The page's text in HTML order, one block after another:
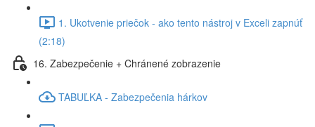
1. Ukotvenie priečok - ako tento nástroj v Exceli zapnúť
(2:18)
16. Zabezpečenie + Chránené zobrazenie
TABUĽKA - Zabezpečenia hárkov